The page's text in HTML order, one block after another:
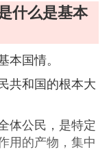
什么是基本
国情。
共和国的根本大
体公民，是特定
用的产物，集中